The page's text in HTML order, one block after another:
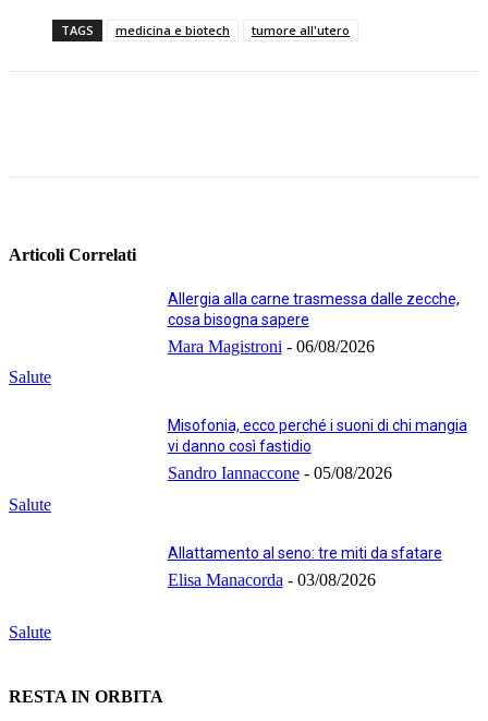
TAGS medicina e biotech tumore all'utero
Articoli Correlati
Salute
Allergia alla carne trasmessa dalle zecche,
cosa bisogna sapere
Mara Magistroni - 06/08/2026
Salute
Misofonia, ecco perché i suoni di chi mangia
vi danno così fastidio
Sandro Iannaccone - 05/08/2026
Salute
Allattamento al seno: tre miti da sfatare
Elisa Manacorda - 03/08/2026
RESTA IN ORBITA